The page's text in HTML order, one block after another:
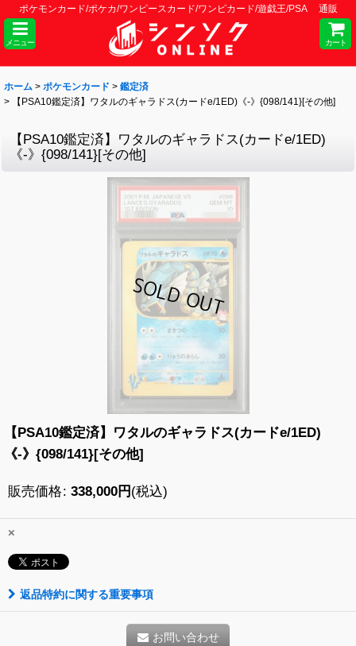
ポケモンカード/ポケカ/ワンピースカード/ワンピカード/遊戯王/PSA 通販
メニュー カート
ホーム > ポケモンカード > 鑑定済
>
【PSA10鑑定済】ワタルのギャラドス(カードe/1ED)《-》{098/141}[その他]
【PSA10鑑定済】ワタルのギャラドス(カードe/1ED)
《-》{098/141}[その他]
【PSA10鑑定済】ワタルのギャラドス(カードe/1ED)
《-》{098/141}[その他]
販売価格: 338,000円 (税込)
×
返品特約に関する重要事項
お問い合わせ